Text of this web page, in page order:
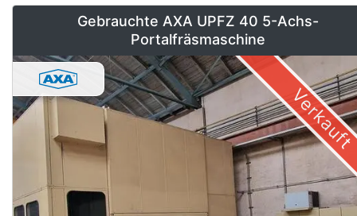
Gebrauchte AXA UPFZ 40 5-Achs-
Portalfräsmaschine
Verkauft